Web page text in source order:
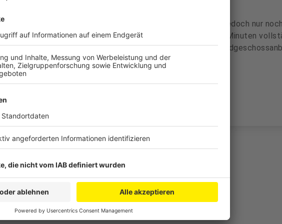
Der Mann wurde sofort ins Freie gebracht, wo die Notärztin jedoch nur
feststellen konnte. Das Feuer wurde dann innerhalb weniger Minuten
gelöscht. Vom Brand betroffen war eine Wohnung in einem
Hinterhofbereich.